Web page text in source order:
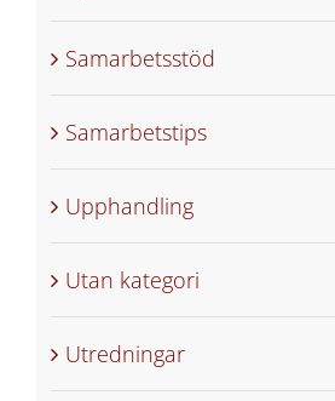
Samarbetsstöd
Samarbetstips
Upphandling
Utan kategori
Utredningar